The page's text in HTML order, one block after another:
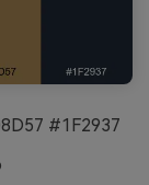
#1F2937